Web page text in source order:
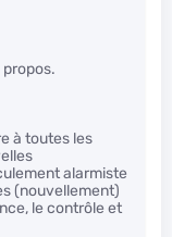
à toutes les
alarmiste
(nouvellement)
le contrôle et